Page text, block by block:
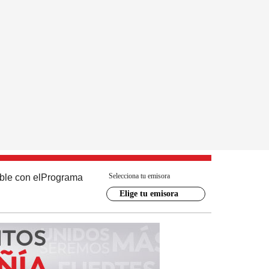
con el Programa Selecciona tu emisora
Elige tu emisora